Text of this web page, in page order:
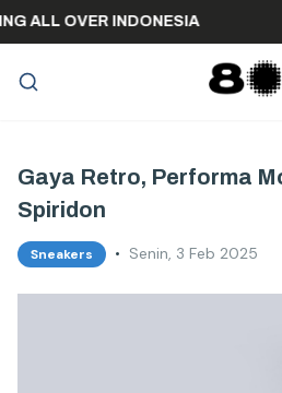
ALL OVER INDONESIA
Gaya Retro, Performa
Spiridon
Sneakers • Senin, 3 Feb 2025